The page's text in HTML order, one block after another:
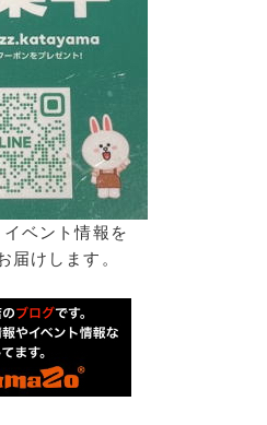
ベント情報を
届けします。